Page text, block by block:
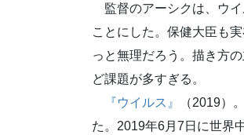
監督のアーシクは、ウイ
ことにした。保健大臣も
っと無理だろう。描き方
ど課題が多すぎる。
『ウイルス』
（2019）
た。2019年6月7日に世界